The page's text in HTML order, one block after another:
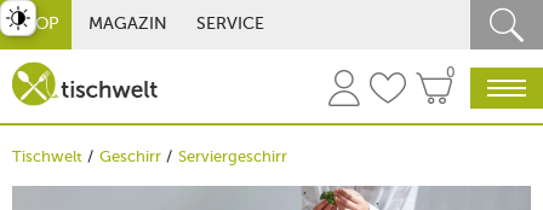
SHOP MAGAZIN SERVICE
0
Tischwelt Geschirr Serviergeschirr
umschalten